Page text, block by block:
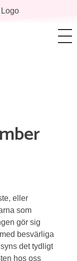
eller
som
gör sig
besvärliga
det tydligt
hos oss